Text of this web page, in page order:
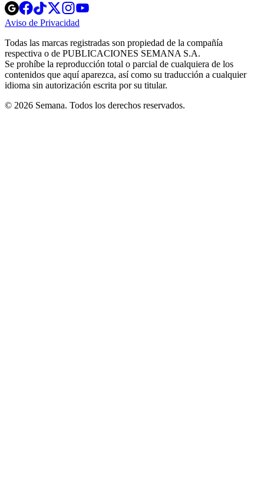
Opens
in
new
Opens
in
new
Opens
in
new
window
Opens
new
windowwindow
Aviso de Privacidad
new
window
Todas las marcas registradas son propiedad de la compañía
respectiva o de PUBLICACIONES SEMANA S.A.
Se prohíbe la reproducción total o parcial de cualquiera de los
contenidos que aquí aparezca, así como su traducción a cualquier
idioma sin autorización escrita por su titular.
© 2026 Semana. Todos los derechos reservados.